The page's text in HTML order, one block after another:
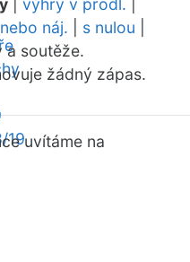
19
výhry v prodl.
náj. s nulou
soutěže.
žádný zápas.
uvítáme na